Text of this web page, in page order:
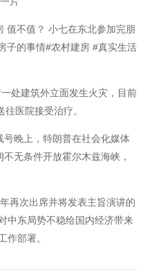
不值？ 小七在东北参加完朋
子的事情#农村建房 #真实生活
建筑外立面发生火灾，目前
医院接受治疗。
晚上，特朗普在社会化媒体
无条件开放霍尔木兹海峡，
次出席并将发表主旨演讲的
中东局势不稳给国内经济带来
作部署。